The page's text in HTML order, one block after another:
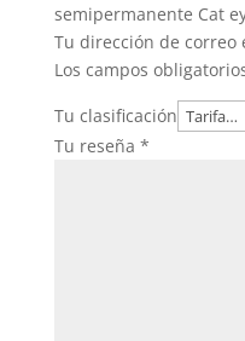
semipermanente Cat
Tu dirección de correo
Los campos
Tu clasificación
Tu reseña *